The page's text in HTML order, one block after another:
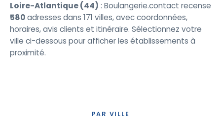
Loire-Atlantique (44) : Boulangerie.contact recense
580adresses dans 171 villes, avec coordonnées,
horaires, avis clients et itinéraire. Sélectionnez votre
ville ci-dessous pour afficher les établissements à
proximité.
PAR VILLE